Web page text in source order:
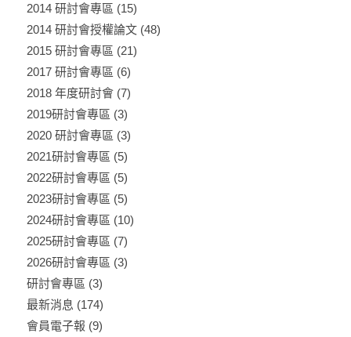
2014 研討會專區 (15)
2014 研討會授權論文(48)
2015 研討會專區 (21)
2017 研討會專區 (6)
2018 年度研討會(7)
2019研討會專區 (3)
2020 研討會專區 (3)
2021研討會專區 (5)
2022研討會專區 (5)
2023研討會專區 (5)
2024研討會專區 (10)
2025研討會專區 (7)
2026研討會專區 (3)
研討會專區 (3)
最新消息 (174)
會員電子報 (9)